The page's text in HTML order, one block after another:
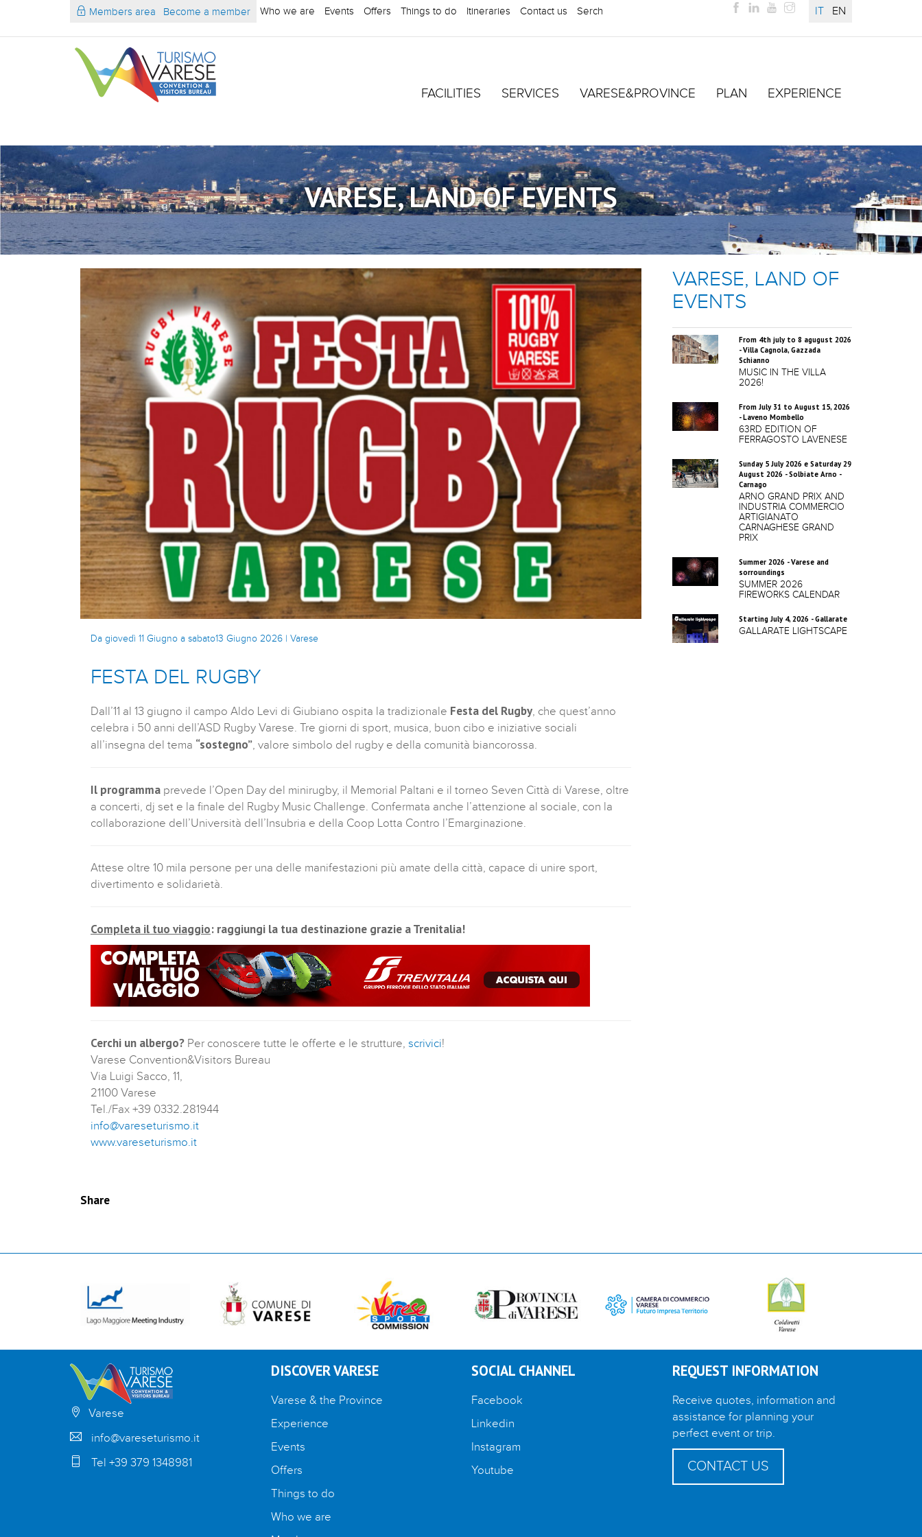
IT EN
Members area Become a member Who we are Events Offers Things to do Itineraries Contact us Serch
FACILITIES SERVICES VARESE&PROVINCE PLAN EXPERIENCE
VARESE, LAND OF EVENTS
Da giovedì 11 Giugno a sabato13 Giugno 2026 | Varese
FESTA DEL RUGBY
Dall’11 al 13 giugno il campo Aldo Levi di Giubiano ospita la tradizionale Festa del Rugby, che quest’anno
celebra i 50 anni dell’ASD Rugby Varese. Tre giorni di sport, musica, buon cibo e iniziative sociali
all’insegna del tema “sostegno”, valore simbolo del rugby e della comunità biancorossa.
Il programma prevede l’Open Day del minirugby, il Memorial Paltani e il torneo Seven Città di Varese, oltre
a concerti, dj set e la finale del Rugby Music Challenge. Confermata anche l’attenzione al sociale, con la
collaborazione dell’Università dell’Insubria e della Coop Lotta Contro l’Emarginazione.
Attese oltre 10 mila persone per una delle manifestazioni più amate della città, capace di unire sport,
divertimento e solidarietà.
Completa il tuo viaggio: raggiungi la tua destinazione grazie a Trenitalia!
Cerchi un albergo? Per conoscere tutte le offerte e le strutture, scrivici!
Varese Convention&Visitors Bureau
Via Luigi Sacco, 11,
21100 Varese
Tel./Fax +39 0332.281944
info@vareseturismo.it
www.vareseturismo.it
VARESE, LAND OF
EVENTS
From 4th july to 8 agugust 2026
- Villa Cagnola, Gazzada
Schianno
MUSIC IN THE VILLA
2026!
From July 31 to August 15, 2026
- Laveno Mombello
63RD EDITION OF
FERRAGOSTO LAVENESE
Sunday 5 July 2026 e Saturday 29
August 2026 - Solbiate Arno -
Carnago
ARNO GRAND PRIX AND
INDUSTRIA COMMERCIO
ARTIGIANATO
CARNAGHESE GRAND
PRIX
Summer 2026 - Varese and
sorroundings
SUMMER 2026
FIREWORKS CALENDAR
Starting July 4, 2026 - Gallarate
GALLARATE LIGHTSCAPE
Share
Varese
info@vareseturismo.it
Tel +39 379 1348981
DISCOVER VARESE
Varese & the Province
Experience
Events
Offers
Things to do
Who we are
SOCIAL CHANNEL
Facebook
Linkedin
Instagram
Youtube
REQUEST INFORMATION
Receive quotes, information and
assistance for planning your
perfect event or trip.
CONTACT US